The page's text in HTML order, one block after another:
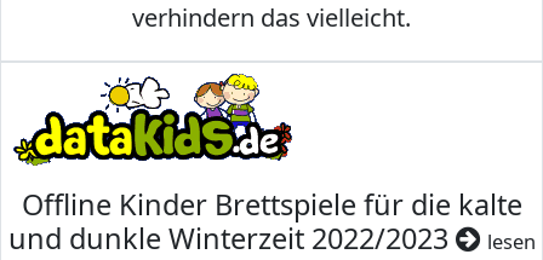
verhindern das vielleicht.
Offline Kinder Brettspiele für die kalte
und dunkle Winterzeit 2022/2023
lesen